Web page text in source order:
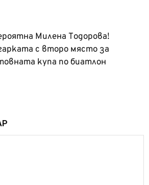
Милена Тодорова!
с второ място за
купа по биатлон